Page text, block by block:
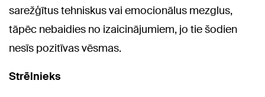
sarežģītus tehniskus vai emocionālus mezglus,
tāpēc nebaidies no izaicinājumiem, jo tie šodien
nesīs pozitīvas vēsmas.
Strēlnieks